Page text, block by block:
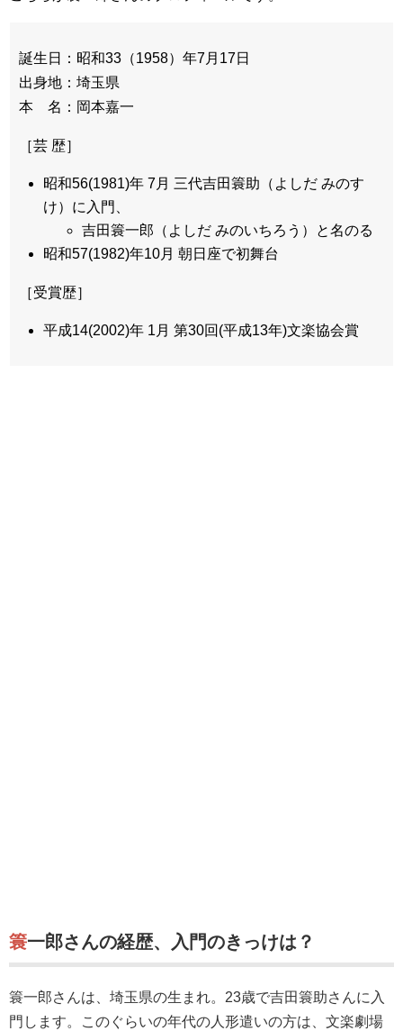
誕生日：昭和33（1958）年7月17日
出身地：埼玉県
本 名：岡本嘉一
［芸 歴］
昭和56(1981)年 7月 三代吉田簑助（よしだ みのす
け）に入門、
吉田簑一郎（よしだ みのいちろう）と名のる
昭和57(1982)年10月 朝日座で初舞台
［受賞歴］
平成14(2002)年 1月 第30回(平成13年)文楽協会賞
簑一郎さんの経歴、入門のきっけは？
簑一郎さんは、埼玉県の生まれ。23歳で吉田簑助さんに入
門します。このぐらいの年代の人形遣いの方は、文楽劇場